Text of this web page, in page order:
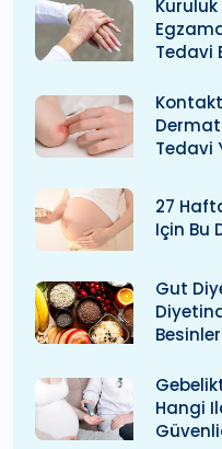
Tedavi
Tedavi
27
Için Bu
Gut
Besinler
Hangi